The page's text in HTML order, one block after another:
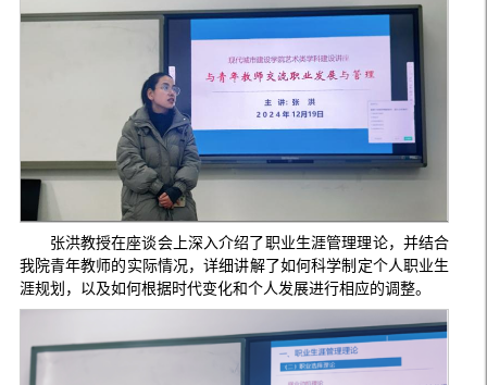
张洪教授在座谈会上深入介绍了职业生涯管理理论，并结合
我院青年教师的实际情况，详细讲解了如何科学制定个人职业生
涯规划，以及如何根据时代变化和个人发展进行相应的调整。